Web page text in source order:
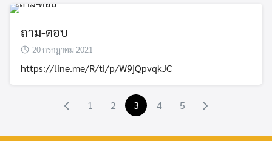
Search
for:
ถาม-ตอบ
20 กรกฎาคม 2021
https://line.me/R/ti/p/W9jQpvqkJC
1 2 3 4 5